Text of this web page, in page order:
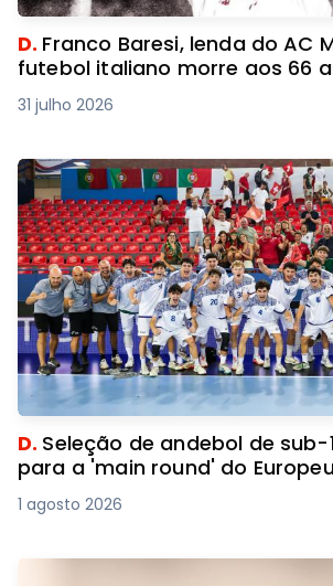
D. Franco Baresi, lenda do AC
futebol italiano morre aos 66
31 julho 2026
D. Seleção de andebol de
para a 'main round' do
1 agosto 2026